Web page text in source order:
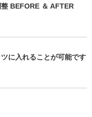
BEFORE ＆ AFTER
に入れることが可能です